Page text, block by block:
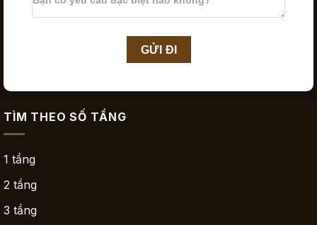
TÌM THEO SỐ TẦNG
1 tầng
2 tầng
3 tầng